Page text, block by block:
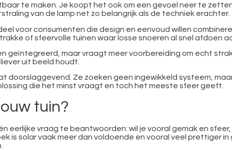
te maken. Je koopt het ook om een gevoel neer te
van de lamp net zo belangrijk als de techniek erachter.
voor consumenten die design en eenvoud willen
of sfeervolle tuinen waar losse snoeren al snel afdoen
geïntegreerd, maar vraagt meer voorbereiding om echt
uit beeld houdt.
doorslaggevend. Ze zoeken geen ingewikkeld systeem,
die het minst vraagt en toch het meeste sfeer geeft.
tuin?
eerlijke vraag te beantwoorden: wil je vooral gemak en
is solar vaak meer dan voldoende en vooral veel prettiger